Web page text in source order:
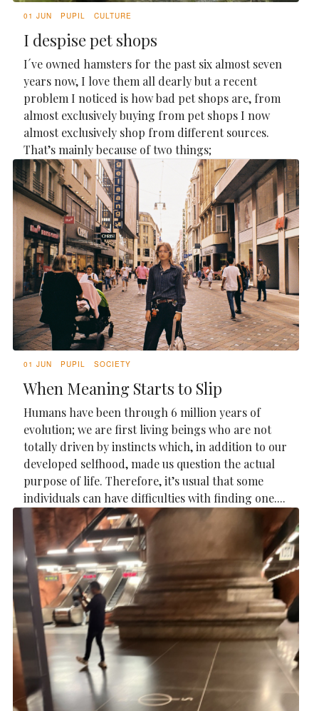
01 JUN PUPIL CULTURE
I despise pet shops
I´ve owned hamsters for the past six almost seven
years now, I love them all dearly but a recent
problem I noticed is how bad pet shops are, from
almost exclusively buying from pet shops I now
almost exclusively shop from different sources.
That’s mainly because of two things;
01 JUN PUPIL SOCIETY
When Meaning Starts to Slip
Humans have been through 6 million years of
evolution; we are first living beings who are not
totally driven by instincts which, in addition to our
developed selfhood, made us question the actual
purpose of life. Therefore, it’s usual that some
individuals can have difficulties with finding one....